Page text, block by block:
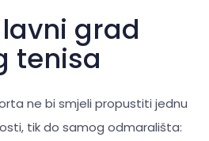
grad
tenisa
ne bi smjeli propustiti jednu
tik do samog odmarališta: